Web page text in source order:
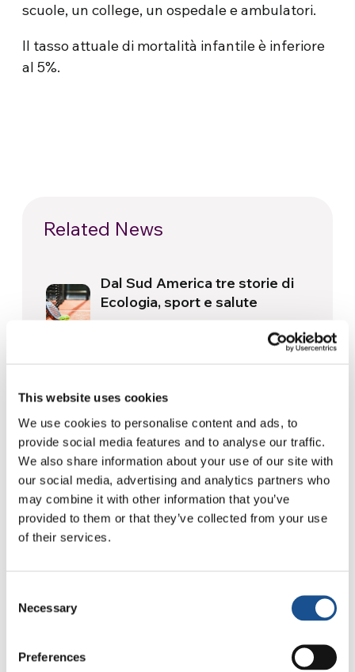
This website uses cookies
We use cookies to personalise content and ads, to
provide social media features and to analyse our traffic.
We also share information about your use of our site with
our social media, advertising and analytics partners who
may combine it with other information that you’ve
provided to them or that they’ve collected from your use
of their services.
Selection
Necessary
Preferences
scuole, un college, un ospedale e ambulatori.
Il tasso attuale di mortalità infantile è inferiore
al 5%.
Related News
Dal Sud America tre storie di
Ecologia, sport e salute
Firenze un inno alla pace
Come Toronto vive i Mondiali:
cultura, identità e politica oltre
il campo
17 Luglio 2026